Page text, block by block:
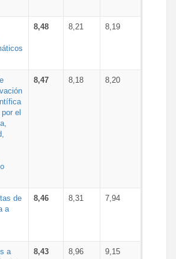
8,48 8,21 8,19
el
8,47 8,18 8,20
de
a
8,46 8,31 7,94
a
8,43 8,96 9,15